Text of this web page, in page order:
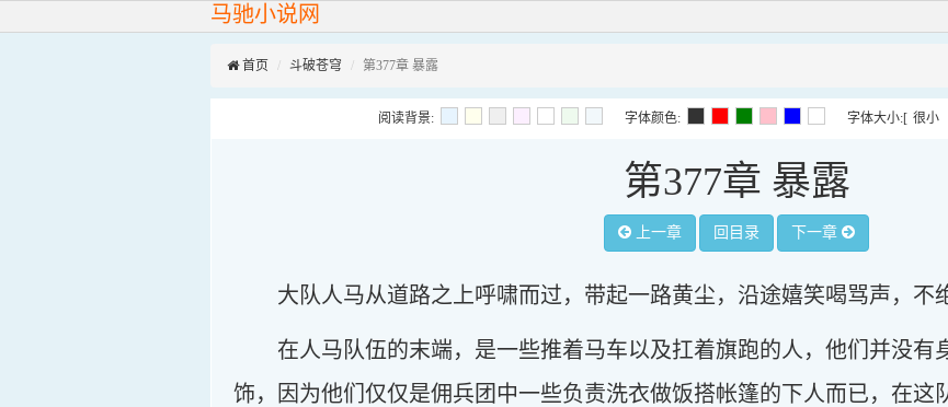
马驰小说网
首页 斗破苍穹 第377章 暴露
阅读背景: 字体颜色: 字体大小:[ 很小
第377章 暴露
上一章 回目录 下一章
大队人马从道路之上呼啸而过，带起一路黄尘，沿途嬉笑喝骂声，不
在人马队伍的末端，是一些推着马车以及扛着旗跑的人，他们并没有
饰，因为他们仅仅是佣兵团中一些负责洗衣做饭搭帐篷的下人而已，在这